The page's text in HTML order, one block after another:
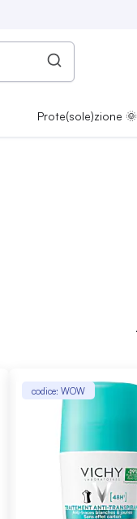
Prote(sole)zione 🌞
codice: WOW